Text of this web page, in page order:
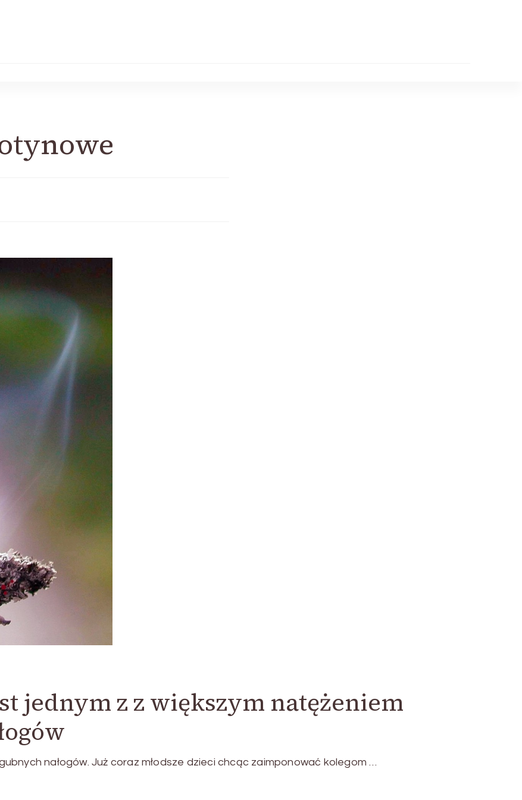
jednym z z większym natężeniem
nałogów. Już coraz młodsze dzieci chcąc zaimponować kolegom …